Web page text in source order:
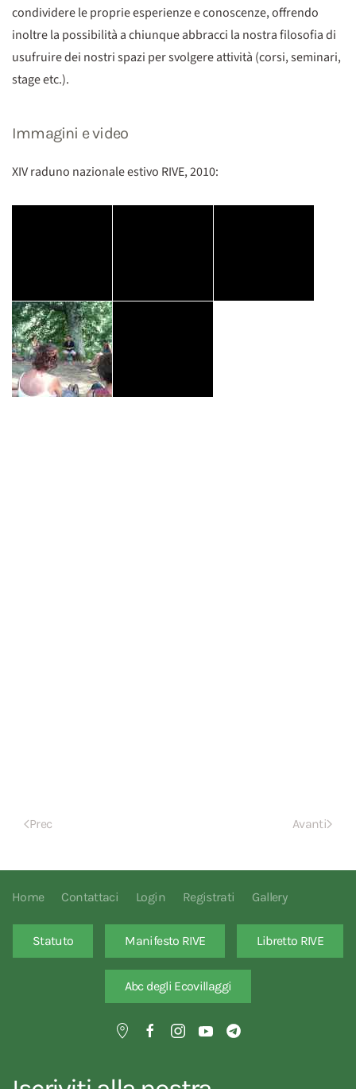
condividere le proprie esperienze e conoscenze, offrendo
inoltre la possibilità a chiunque abbracci la nostra filosofia di
usufruire dei nostri spazi per svolgere attività (corsi, seminari,
stage etc.).
Immagini e video
XIV raduno nazionale estivo RIVE, 2010:
Prec Avanti
Home Contattaci Login Registrati Gallery
Statuto Manifesto RIVE Libretto RIVE
Abc degli Ecovillaggi